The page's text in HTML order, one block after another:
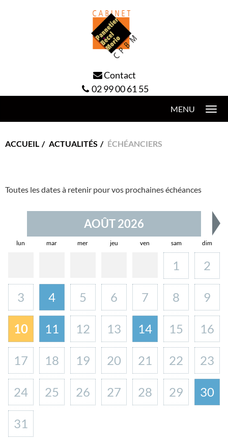
Contact
02 99 00 61 55
ACCUEIL ACTUALITÉS ÉCHÉANCIERS
Toutes les dates à retenir pour vos prochaines échéances
AOÛT 2026
lun mar mer jeu ven sam dim
1 2
3 4 5 6 7 8 9
10 11 12 13 14 15 16
17 18 19 20 21 22 23
24 25 26 27 28 29 30
31